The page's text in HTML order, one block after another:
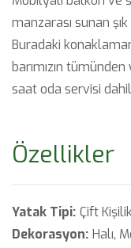
manzarası sunan
Buradaki
barımızın
saat oda servisi
Özellikler
Yatak Tipi: Çift Kişilik
Dekorasyon: Halı,